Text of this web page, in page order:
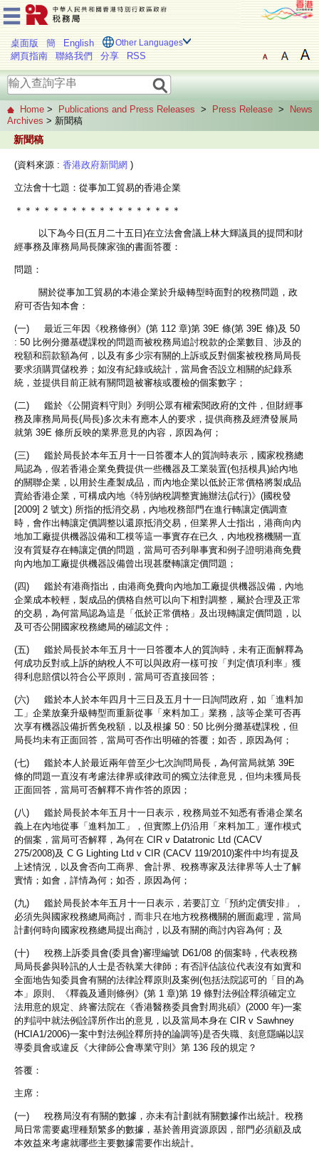
桌面版 簡 English Other Languages
網頁指南 聯絡我們 分享 RSS
Home > Publications and Press Releases > Press Release >
News
Archives > 新聞稿
新聞稿
(資料來源 : 香港政府新聞網 )
立法會十七題：從事加工貿易的香港企業
＊＊＊＊＊＊＊＊＊＊＊＊＊＊＊＊＊＊
以下為今日(五月二十五日)在立法會會議上林大輝議員的提問和財
經事務及庫務局局長陳家強的書面答覆：
問題：
關於從事加工貿易的本港企業於升級轉型時面對的稅務問題，政
府可否告知本會：
(一) 最近三年因《稅務條例》(第 112 章)第 39E 條(第 39E 條)及 50
: 50 比例分攤基礎課稅的問題而被稅務局追討稅款的企業數目、涉及的
稅額和罰款額為何，以及有多少宗有關的上訴或反對個案被稅務局局長
要求須購買儲稅券；如沒有紀錄或統計，當局會否設立相關的紀錄系
統，並提供目前正就有關問題被審核或覆檢的個案數字；
(二) 鑑於《公開資料守則》列明公眾有權索閱政府的文件，但財經事
務及庫務局局長(局長)多次未有應本人的要求，提供商務及經濟發展局
就第 39E 條所反映的業界意見的內容，原因為何；
(三) 鑑於局長於本年五月十一日答覆本人的質詢時表示，國家稅務總
局認為，假若香港企業免費提供一些機器及工業裝置(包括模具)給內地
的關聯企業，以用於生產製成品，而內地企業以低於正常價格將製成品
賣給香港企業，可構成內地《特別納稅調整實施辦法(試行)》(國稅發
[2009] 2 號文) 所指的抵消交易，內地稅務部門在進行轉讓定價調查
時，會作出轉讓定價調整以還原抵消交易，但業界人士指出，港商向內
地加工廠提供機器設備和工模等這一事實存在已久，內地稅務機關一直
沒有質疑存在轉讓定價的問題，當局可否列舉事實和例子證明港商免費
向內地加工廠提供機器設備曾出現甚麼轉讓定價問題；
(四) 鑑於有港商指出，由港商免費向內地加工廠提供機器設備，內地
企業成本較輕，製成品的價格自然可以向下相對調整，屬於合理及正常
的交易，為何當局認為這是「低於正常價格」及出現轉讓定價問題，以
及可否公開國家稅務總局的確認文件；
(五) 鑑於局長於本年五月十一日答覆本人的質詢時，未有正面解釋為
何成功反對或上訴的納稅人不可以與政府一樣可按「判定債項利率」獲
得利息賠償以符合公平原則，當局可否直接回答；
(六) 鑑於本人於本年四月十三日及五月十一日詢問政府，如「進料加
工」企業放棄升級轉型而重新從事「來料加工」業務，該等企業可否再
次享有機器設備折舊免稅額，以及根據 50 : 50 比例分攤基礎課稅，但
局長均未有正面回答，當局可否作出明確的答覆；如否，原因為何；
(七) 鑑於本人於最近兩年曾至少七次詢問局長，為何當局就第 39E
條的問題一直沒有考慮法律界或律政司的獨立法律意見，但均未獲局長
正面回答，當局可否解釋不肯作答的原因；
(八) 鑑於局長於本年五月十一日表示，稅務局並不知悉有香港企業名
義上在內地從事「進料加工」，但實際上仍沿用「來料加工」運作模式
的個案，當局可否解釋，為何在 CIR v Datatronic Ltd (CACV
275/2008)及 C G Lighting Ltd v CIR (CACV 119/2010)案件中均有提及
上述情況，以及會否向工商界、會計界、稅務專家及法律界等人士了解
實情；如會，詳情為何；如否，原因為何；
(九) 鑑於局長於本年五月十一日表示，若要訂立「預約定價安排」，
必須先與國家稅務總局商討，而非只在地方稅務機關的層面處理，當局
計劃何時向國家稅務總局提出商討，以及有關的商討內容為何；及
(十) 稅務上訴委員會(委員會)審理編號 D61/08 的個案時，代表稅務
局局長參與聆訊的人士是否執業大律師；有否評估該位代表沒有如實和
全面地告知委員會有關的法律詮釋原則及案例(包括法院認可的「目的為
本」原則、《釋義及通則條例》(第 1 章)第 19 條對法例詮釋須確定立
法用意的規定、終審法院在《香港醫務委員會對周兆碩》(2000 年)一案
的判詞中就法例詮譯所作出的意見，以及當局本身在 CIR v Sawhney
(HCIA1/2006)一案中對法例詮釋所持的論調等)是否失職、刻意隱瞞以誤
導委員會或違反《大律師公會專業守則》第 136 段的規定？
答覆：
主席：
(一) 稅務局沒有有關的數據，亦未有計劃就有關數據作出統計。稅務
局日常需要處理種類繁多的數據，基於善用資源原因，部門必須顧及成
本效益來考慮就哪些主要數據需要作出統計。